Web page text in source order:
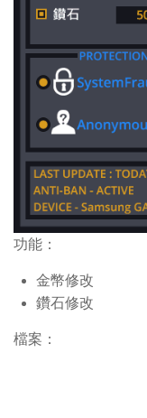
功能：
金幣修改
鑽石修改
檔案：